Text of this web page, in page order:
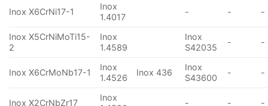
Inox X6CrNi17-1
Inox
1.4017
- - -
Inox X5CrNiMoTi15-
2
Inox
1.4589
Inox
S42035
- -
Inox X6CrMoNb17-1
Inox
1.4526
Inox 436
Inox
S43600
- -
Inox X2CrNbZr17
Inox
- - -